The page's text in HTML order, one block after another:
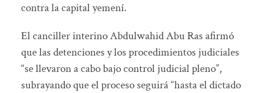
contra la capital yemení.
El canciller interino Abdulwahid Abu Ras afirmó
que las detenciones y los procedimientos judiciales
“se llevaron a cabo bajo control judicial pleno”,
subrayando que el proceso seguirá “hasta el dictado